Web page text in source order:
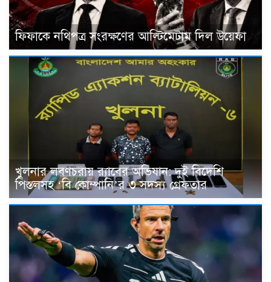
ফিফাকে নথিপত্র সংরক্ষণের আল্টিমেটাম দিল উয়েফা
খুলনার লবণচরায় র‍্যাবের অভিযান: দুই বিদেশি
পিস্তলসহ ‘বি কোম্পানি’র ৩ সদস্য গ্রেফতার